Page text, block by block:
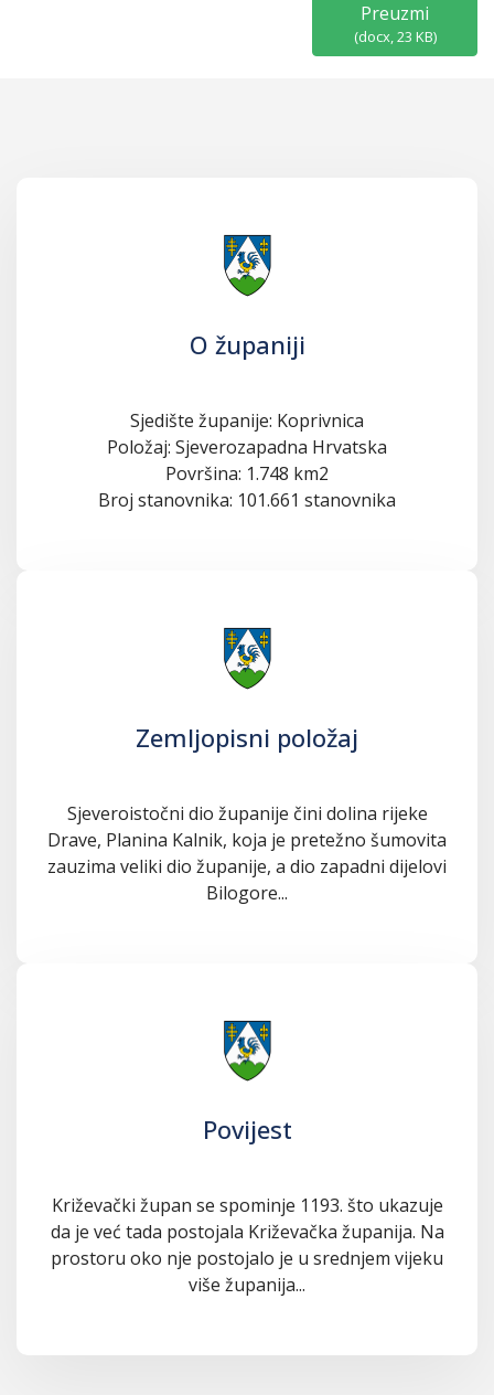
Preuzmi
(docx,23 KB)
O županiji
Sjedište županije: Koprivnica
Položaj: Sjeverozapadna Hrvatska
Površina: 1.748 km2
Broj stanovnika: 101.661 stanovnika
Zemljopisni položaj
Sjeveroistočni dio županije čini dolina rijeke
Drave, Planina Kalnik, koja je pretežno šumovita
zauzima veliki dio županije, a dio zapadni dijelovi
Bilogore...
Povijest
Križevački župan se spominje 1193. što ukazuje
da je već tada postojala Križevačka županija. Na
prostoru oko nje postojalo je u srednjem vijeku
više županija...